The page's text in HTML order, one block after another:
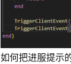
如何把进服提示